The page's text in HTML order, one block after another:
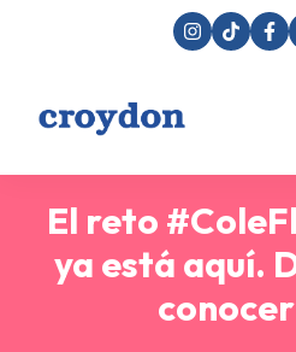
El reto
ya está aquí.